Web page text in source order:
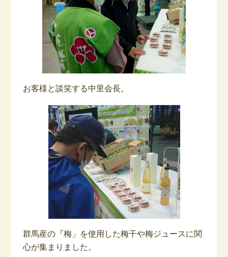
お客様と談笑する中里会長。
群馬産の『梅」を使用した梅干や梅ジュースに関
心が集まりました。